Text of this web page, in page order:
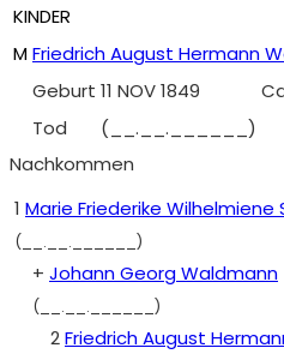
KINDER
MFriedrich August Hermann
Geburt 11 NOV 1849
Tod
(__.__.______)
Nachkommen
1 Marie Friederike Wilhelmiene
(__.__.______)
+ Johann Georg Waldmann
(__.__.______)
2Friedrich August